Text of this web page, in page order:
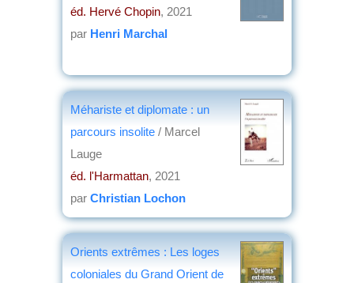
éd. Hervé Chopin, 2021
par Henri Marchal
Méhariste et diplomate : un
parcours insolite / Marcel
Lauge
éd. l'Harmattan, 2021
par Christian Lochon
Orients extrêmes : Les loges
coloniales du Grand Orient de